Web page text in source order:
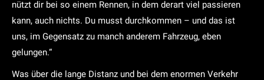
nützt dir bei so einem Rennen, in dem derart viel passieren
kann, auch nichts. Du musst durchkommen – und das ist
uns, im Gegensatz zu manch anderem Fahrzeug, eben
gelungen.“
Was über die lange Distanz und bei dem enormen Verkehr